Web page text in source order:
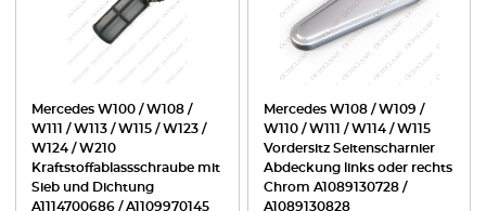
Mercedes W100 / W108 /
W111 / W113 / W115 / W123 /
W124 / W210
Kraftstoffablassschraube mit
Sieb und Dichtung
A1114700686 / A1109970145
Mercedes W108 / W109 /
W110 / W111 / W114 / W115
Vordersitz Seitenscharnier
Abdeckung links oder rechts
Chrom A1089130728 /
A1089130828